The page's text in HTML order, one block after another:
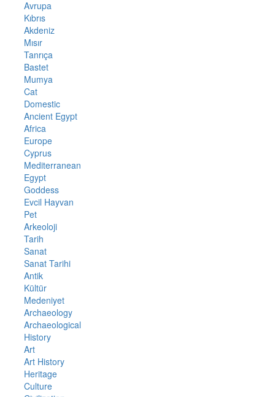
Avrupa
Kıbrıs
Akdeniz
Mısır
Tanrıça
Bastet
Mumya
Cat
Domestic
Ancient Egypt
Africa
Europe
Cyprus
Mediterranean
Egypt
Goddess
Evcil Hayvan
Pet
Arkeoloji
Tarih
Sanat
Sanat Tarihi
Antik
Kültür
Medeniyet
Archaeology
Archaeological
History
Art
Art History
Heritage
Culture